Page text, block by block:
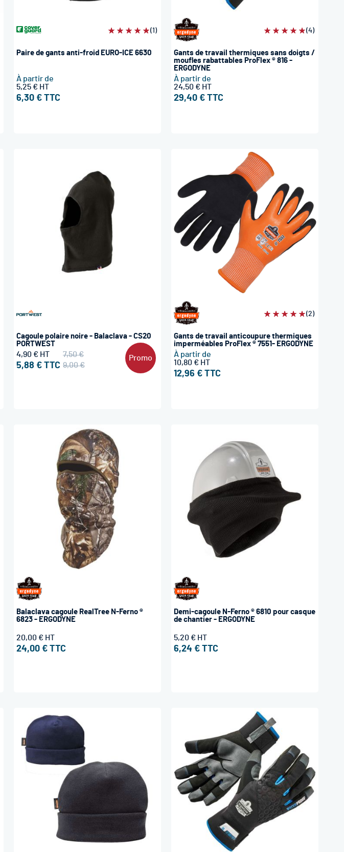
Évaluation:(1)
Paire de gants anti-froid EURO-ICE 6630
À partir de
6,30 €
5,25 €
Évaluation:(4)
Gants de travail thermiques sans doigts /
moufles rabattables ProFlex ® 816 -
ERGODYNE
À partir de
29,40 €
24,50 €
Promo
Cagoule polaire noire - Balaclava - CS20
PORTWEST
5,88 €
4,90 €
9,00 €
7,50 €
Évaluation:(2)
Gants de travail anticoupure thermiques
imperméables ProFlex ® 7551- ERGODYNE
À partir de
12,96 €
10,80 €
Balaclava cagoule RealTree N-Ferno ®
6823 - ERGODYNE
24,00 €
20,00 €
Demi-cagoule N-Ferno ® 6810 pour casque
de chantier - ERGODYNE
6,24 €
5,20 €